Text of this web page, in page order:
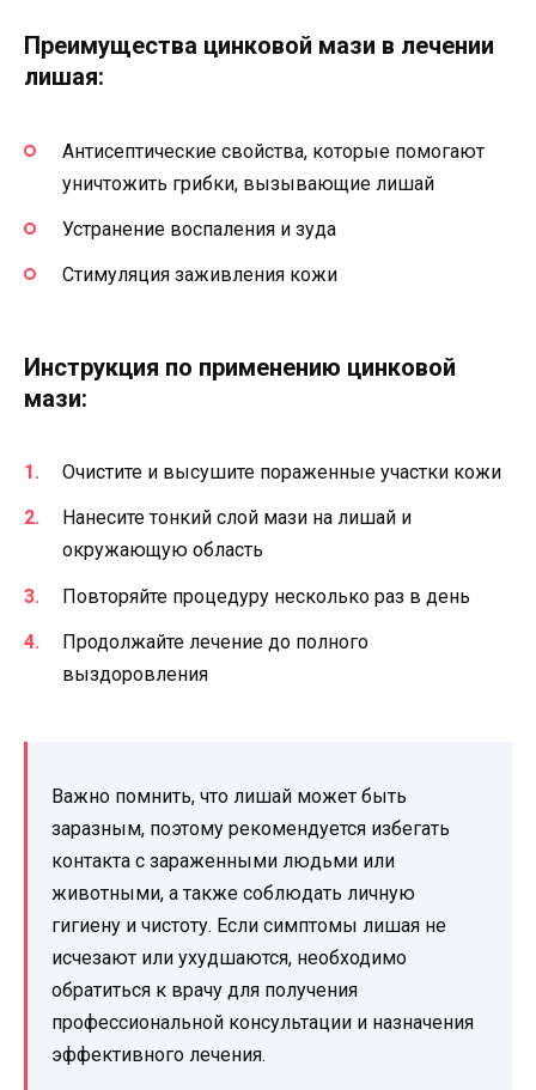
Преимущества цинковой мази в лечении
лишая:
Антисептические свойства, которые помогают
уничтожить грибки, вызывающие лишай
Устранение воспаления и зуда
Стимуляция заживления кожи
Инструкция по применению цинковой
мази:
Очистите и высушите пораженные участки кожи
Нанесите тонкий слой мази на лишай и
окружающую область
Повторяйте процедуру несколько раз в день
Продолжайте лечение до полного
выздоровления
Важно помнить, что лишай может быть
заразным, поэтому рекомендуется избегать
контакта с зараженными людьми или
животными, а также соблюдать личную
гигиену и чистоту. Если симптомы лишая не
исчезают или ухудшаются, необходимо
обратиться к врачу для получения
профессиональной консультации и назначения
эффективного лечения.